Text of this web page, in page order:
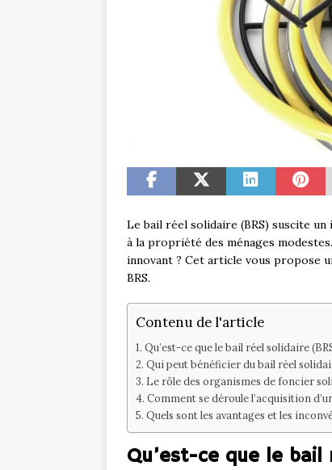
Le bail réel solidaire (BRS) suscite
à la propriété des ménages
innovant ? Cet article vous propose
BRS.
Contenu de l'article
Qu’est-ce que le bail réel solidaire
Qui peut bénéficier du bail réel
Le rôle des organismes de foncier
Comment se déroule l’acquisition
Quels sont les avantages et les
Qu’est-ce que le bail